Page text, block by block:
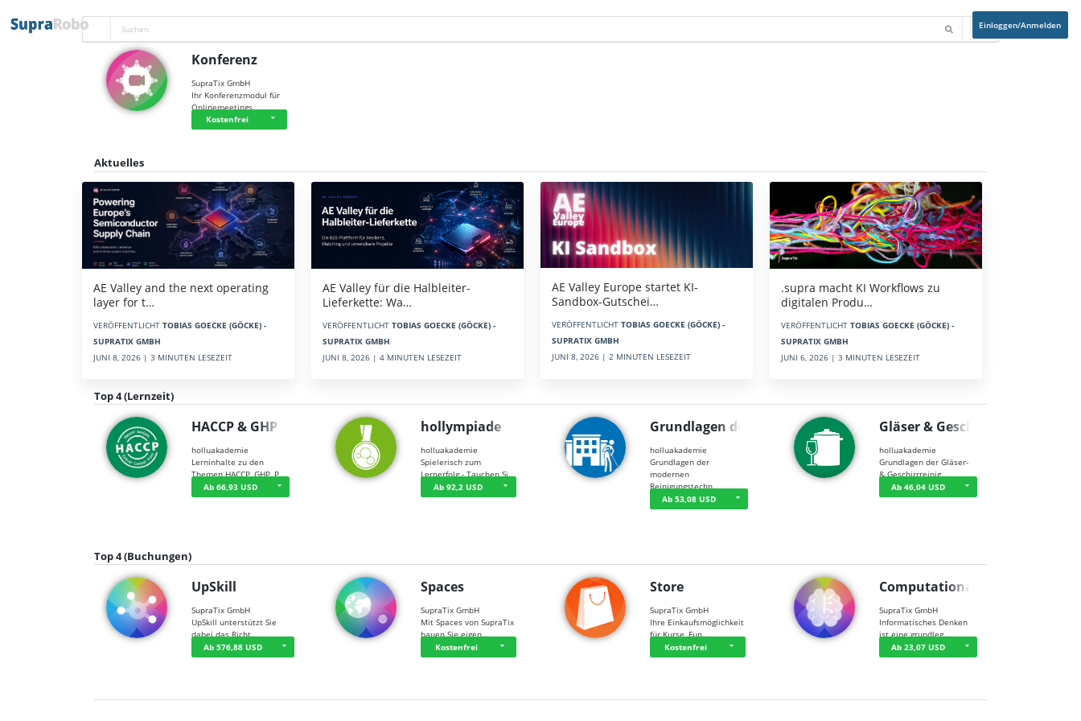
Einloggen/Anmelden
Konferenz
SupraTix GmbH
Ihr Konferenzmodul für
Onlinemeetings
Kostenfrei
Aktuelles
AE Valley and the next operating
layer for t…
VERÖFFENTLICHT TOBIAS GOECKE (GÖCKE) -
SUPRATIX GMBH
JUNI 8, 2026 | 3 MINUTEN LESEZEIT
AE Valley für die Halbleiter-
Lieferkette: Wa…
VERÖFFENTLICHT TOBIAS GOECKE (GÖCKE) -
SUPRATIX GMBH
JUNI 8, 2026 | 4 MINUTEN LESEZEIT
AE Valley Europe startet KI-
Sandbox-Gutschei…
VERÖFFENTLICHT TOBIAS GOECKE (GÖCKE) -
SUPRATIX GMBH
JUNI 8, 2026 | 2 MINUTEN LESEZEIT
.supra macht KI Workflows zu
digitalen Produ…
VERÖFFENTLICHT TOBIAS GOECKE (GÖCKE) -
SUPRATIX GMBH
JUNI 6, 2026 | 3 MINUTEN LESEZEIT
Top 4 (Lernzeit)
HACCP & GHP
holluakademie
Lerninhalte zu den
Themen HACCP, GHP, P…
Ab 66,93 USD
hollympiade
holluakademie
Spielerisch zum
Lernerfolg - Tauchen Si…
Ab 92,2 USD
Grundlagen der …
holluakademie
Grundlagen der
modernen
Reinigungstechn…
Ab 53,08 USD
Gläser & Geschi…
holluakademie
Grundlagen der Gläser-
& Geschirrreinig…
Ab 46,04 USD
Top 4 (Buchungen)
UpSkill
SupraTix GmbH
UpSkill unterstützt Sie
dabei das Richt…
Ab 576,88 USD
Spaces
SupraTix GmbH
Mit Spaces von SupraTix
bauen Sie eigen…
Kostenfrei
Store
SupraTix GmbH
Ihre Einkaufsmöglichkeit
für Kurse, Fun…
Kostenfrei
Computational T…
SupraTix GmbH
Informatisches Denken
ist eine grundleg…
Ab 23,07 USD